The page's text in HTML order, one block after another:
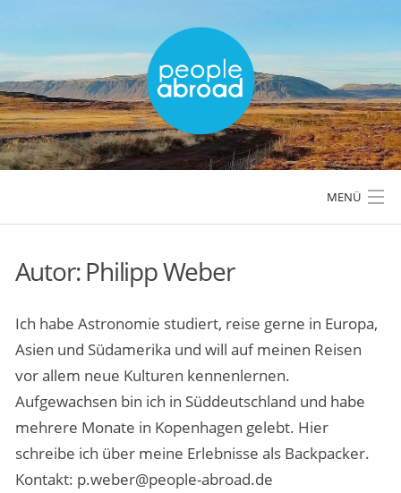
content
MENÜ
LÄNDER & REGIONEN
REISETIPPS & PLANUNG
AKTIVREISEN & OUTDOOR
MENSCHEN & STORIES
Autor:Philipp Weber
Ich habe Astronomie studiert, reise gerne in Europa,
Asien und Südamerika und will auf meinen Reisen
vor allem neue Kulturen kennenlernen.
Aufgewachsen bin ich in Süddeutschland und habe
mehrere Monate in Kopenhagen gelebt. Hier
schreibe ich über meine Erlebnisse als Backpacker.
Kontakt: p.weber@people-abroad.de